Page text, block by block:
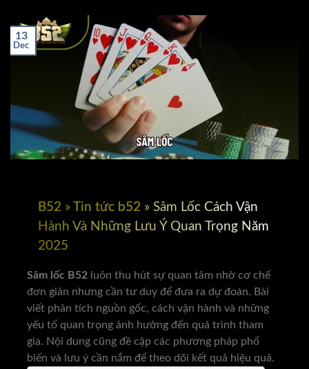
13
Dec
B52 » Tin tức b52 » Sâm Lốc Cách Vận
Hành Và Những Lưu Ý Quan Trọng Năm
2025
Sâm lốc B52 luôn thu hút sự quan tâm nhờ cơ chế
đơn giản nhưng cần tư duy để đưa ra dự đoán. Bài
viết phân tích nguồn gốc, cách vận hành và những
yếu tố quan trọng ảnh hưởng đến quá trình tham
gia. Nội dung cũng đề cập các phương pháp phổ
biến và lưu ý cần nắm để theo dõi kết quả hiệu quả.